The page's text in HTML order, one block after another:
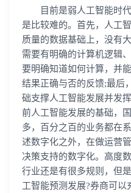
目前是弱人工智能时代
是比较难的。首先，人工
质量的数据基础上，没有
需要有明确的计算机逻辑
要明确知道如何计算，并
结果正确与否的反馈;最后
础支撑人工智能发展并发
前人工智能发展的基础，
多，百分之百的业务都在
述数字化之外，在做运营
决策支持的数字化。高度
行业还是有很多规则，但
工智能预测发展?券商可